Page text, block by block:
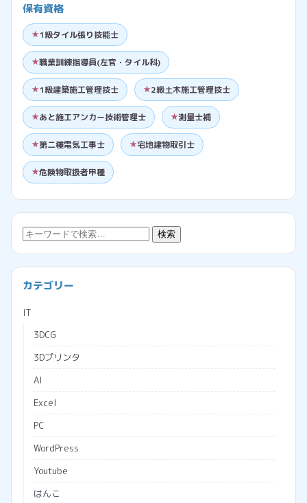
保有資格
1級タイル張り技能士
職業訓練指導員(左官・タイル科)
1級建築施工管理技士 2級土木施工管理技士
あと施工アンカー技術管理士 測量士補
第二種電気工事士 宅地建物取引士
危険物取扱者甲種
検
索:
検索
カテゴリー
IT
3DCG
3Dプリンタ
AI
Excel
PC
WordPress
Youtube
はんこ